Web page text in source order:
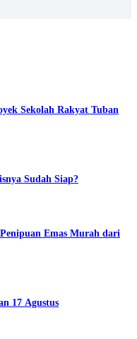
Sekolah Rakyat Tuban
Sudah Siap?
Emas Murah dari
17 Agustus